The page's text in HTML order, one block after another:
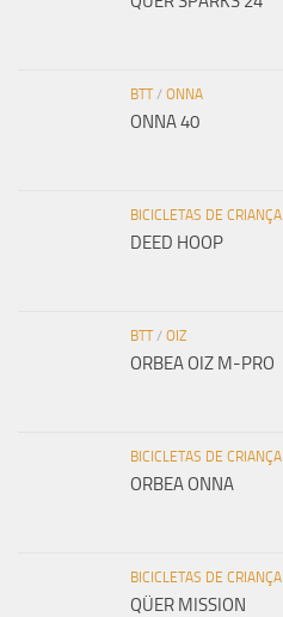
BTT/ ONNA
ONNA 40
BICICLETAS DE CRIANÇA
DEED HOOP
BTT/ OIZ
ORBEA OIZ M-PRO
BICICLETAS DE CRIANÇA
ORBEA ONNA
BICICLETAS DE CRIANÇA
QÜER MISSION